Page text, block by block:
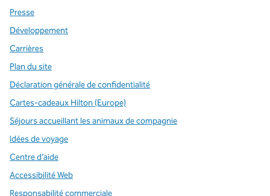
Presse
Développement
Carrières
Plan du site
Déclaration générale de confidentialité
Cartes-cadeaux Hilton (Europe)
Séjours accueillant les animaux de compagnie
Idées de voyage
Centre d’aide
Accessibilité Web
Responsabilité commerciale